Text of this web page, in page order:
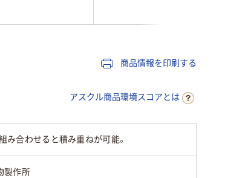
商品情報を印刷する
アスクル商品環境スコアとは
み合わせると積み重ねが可能。
製作所